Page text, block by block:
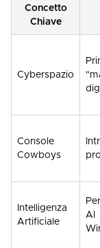
Concetto
Chiave
Cyberspazio
Console
Cowboys
Intelligenza
Artificiale
AI